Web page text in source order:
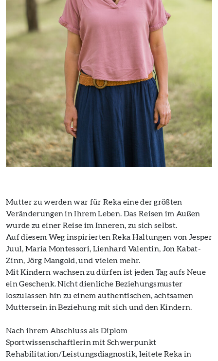
Mutter zu werden war für Reka eine der größten
Veränderungen in Ihrem Leben. Das Reisen im Außen
wurde zu einer Reise im Inneren, zu sich selbst.
Auf diesem Weg inspirierten Reka Haltungen von Jesper
Juul, Maria Montessori, Lienhard Valentin, Jon Kabat-
Zinn, Jörg Mangold, und vielen mehr.
Mit Kindern wachsen zu dürfen ist jeden Tag aufs Neue
ein Geschenk. Nicht dienliche Beziehungsmuster
loszulassen hin zu einem authentischen, achtsamen
Muttersein in Beziehung mit sich und den Kindern.
Nach ihrem Abschluss als Diplom
Sportwissenschaftlerin mit Schwerpunkt
Rehabilitation/Leistungsdiagnostik, leitete Reka in